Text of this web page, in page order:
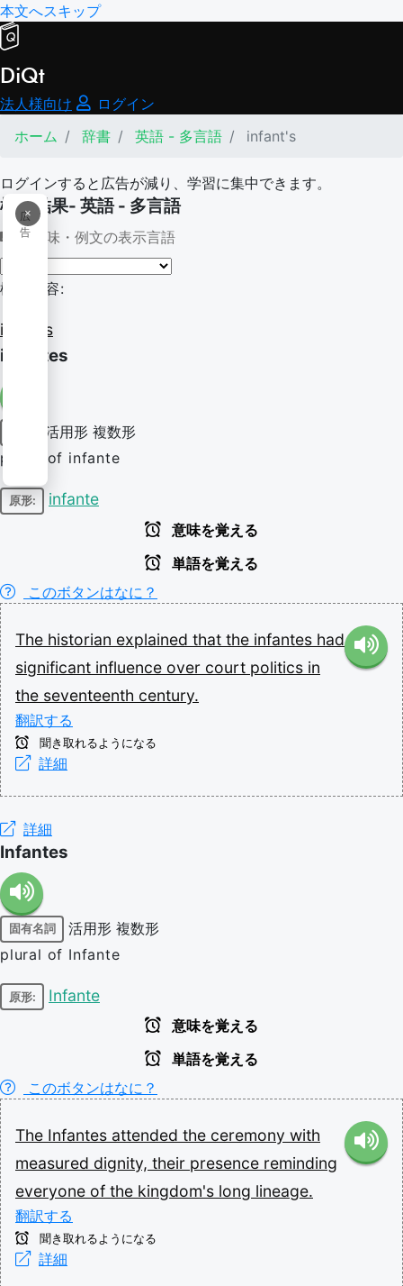
本文へスキップ
DiQt
法人様向け
ログイン
ホーム
辞書 英語 - 多言語 infant's
ログインすると広告が減り、学習に集中できます。
×
広
告
検索結果- 英語 - 多言語
意味・例文の表示言語
検索内容:
infant's
infantes
活用形 複数形
plural of infante
原形: infante
意味を覚える
単語を覚える
このボタンはなに？
The historian explained that the infantes had
significant influence over court politics in
the seventeenth century.
翻訳する
聞き取れるようになる
詳細
詳細
Infantes
固有名詞 活用形 複数形
plural of Infante
原形: Infante
意味を覚える
単語を覚える
このボタンはなに？
The Infantes attended the ceremony with
measured dignity, their presence reminding
everyone of the kingdom's long lineage.
翻訳する
聞き取れるようになる
詳細